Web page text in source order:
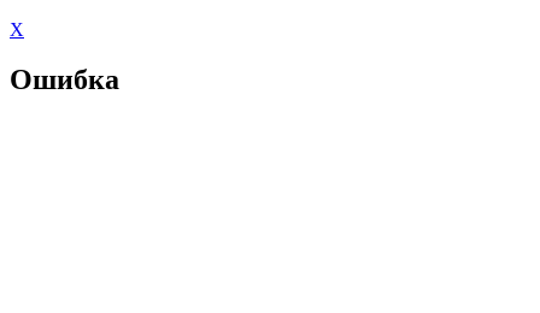
X
Ошибка